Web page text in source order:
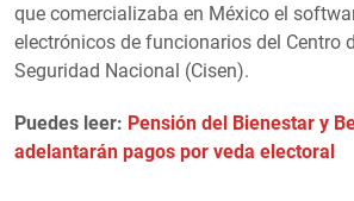
que comercializaba en México el
electrónicos de funcionarios del Centro
Seguridad Nacional (Cisen).
Puedes leer: Pensión del Bienestar y
adelantarán pagos por veda electoral